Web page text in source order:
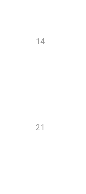
14
21